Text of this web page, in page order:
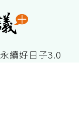
永續好日子3.0